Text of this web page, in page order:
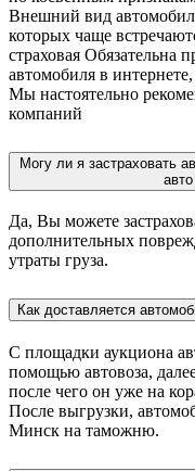
Внешний вид
которых чаще
страховая Обязательна
автомобиля в
Мы настоятельно
компаний
Могу ли я застраховать
Да, Вы можете
дополнительных
утраты груза.
Как доставляется
С площадки аукциона
помощью автовоза,
после чего он уже на
После выгрузки,
Минск на таможню.